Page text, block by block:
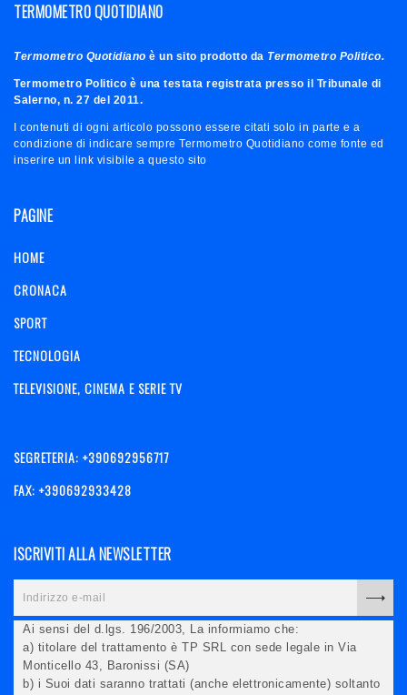
TERMOMETRO QUOTIDIANO
Termometro Quotidiano è un sito prodotto da Termometro Politico.
Termometro Politico è una testata registrata presso il Tribunale di
Salerno, n. 27 del 2011.
I contenuti di ogni articolo possono essere citati solo in parte e a
condizione di indicare sempre Termometro Quotidiano come fonte ed
inserire un link visibile a questo sito
PAGINE
HOME
CRONACA
SPORT
TECNOLOGIA
TELEVISIONE, CINEMA E SERIE TV
SEGRETERIA: +390692956717
FAX: +390692933428
ISCRIVITI ALLA NEWSLETTER
Ai sensi del d.lgs. 196/2003, La informiamo che:
a) titolare del trattamento è TP SRL con sede legale in Via
Monticello 43, Baronissi (SA)
b) i Suoi dati saranno trattati (anche elettronicamente) soltanto